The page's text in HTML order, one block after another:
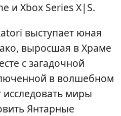
и Xbox Series X|S.
выступает юная
выросшая в Храме
с загадочной
в волшебном
исследовать миры
Янтарные